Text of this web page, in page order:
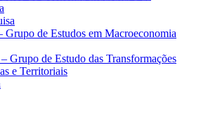
de Estudos em Macroeconomia
Grupo de Estudo das Transformações
e Territoriais